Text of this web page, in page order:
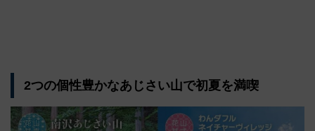
2つの個性豊かなあじさい山で初夏を満喫